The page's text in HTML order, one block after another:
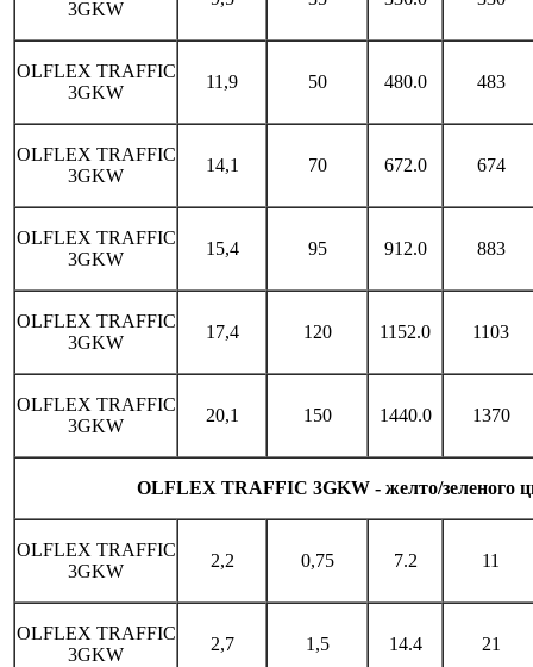
3GKW
OLFLEX TRAFFIC
3GKW
11,9 50 480.0 483
OLFLEX TRAFFIC
3GKW
14,1 70 672.0 674
OLFLEX TRAFFIC
3GKW
15,4 95 912.0 883
OLFLEX TRAFFIC
3GKW
17,4 120 1152.0 1103
OLFLEX TRAFFIC
3GKW
20,1 150 1440.0 1370
OLFLEX TRAFFIC 3GKW - желто/зеленого
OLFLEX TRAFFIC
3GKW
2,2 0,75 7.2 11
OLFLEX TRAFFIC
3GKW
2,7 1,5 14.4 21